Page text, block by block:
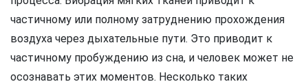
частичному или полному затруднению прохождения
воздуха через дыхательные пути. Это приводит к
частичному пробуждению из сна, и человек может не
осознавать этих моментов. Несколько таких